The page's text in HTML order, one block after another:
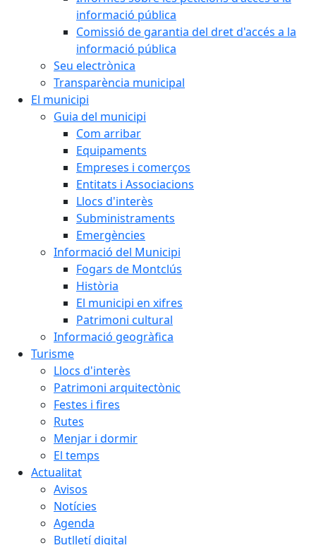
informació pública
Comissió de garantia del dret d'accés a la
informació pública
Seu electrònica
Transparència municipal
El municipi
Guia del municipi
Com arribar
Equipaments
Empreses i comerços
Entitats i Associacions
Llocs d'interès
Subministraments
Emergències
Informació del Municipi
Fogars de Montclús
Història
El municipi en xifres
Patrimoni cultural
Informació geogràfica
Turisme
Llocs d'interès
Patrimoni arquitectònic
Festes i fires
Rutes
Menjar i dormir
El temps
Actualitat
Avisos
Notícies
Agenda
Butlletí digital